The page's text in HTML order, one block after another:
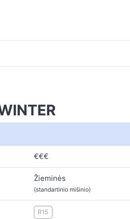
€€€
Žieminės
(standartinio mišinio)
R15